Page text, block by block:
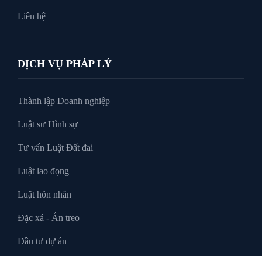
Liên hệ
DỊCH VỤ PHÁP LÝ
Thành lập Doanh nghiệp
Luật sư Hình sự
Tư vấn Luật Đất đai
Luật lao đọng
Luật hôn nhân
Đặc xá - Án treo
Đầu tư dự án